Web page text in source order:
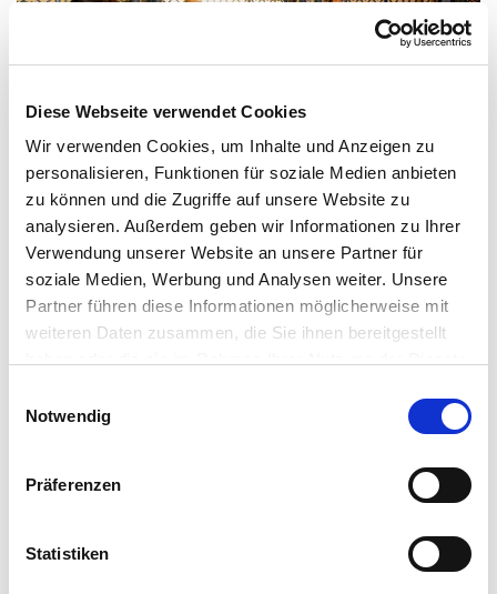
Diese Webseite verwendet Cookies
Wir verwenden Cookies, um Inhalte und Anzeigen zu
personalisieren, Funktionen für soziale Medien anbieten
zu können und die Zugriffe auf unsere Website zu
analysieren. Außerdem geben wir Informationen zu Ihrer
Verwendung unserer Website an unsere Partner für
soziale Medien, Werbung und Analysen weiter. Unsere
Partner führen diese Informationen möglicherweise mit
weiteren Daten zusammen, die Sie ihnen bereitgestellt
Cookies, wenn Sie unsere Webseite weiterhin nutzen.
Notwendig
Präferenzen
Statistiken
Einzigartige Vitalwelt
Entdecke die Vielfalt unserer Vitaltherme & Sauna mit
zahlreichen Wellness- und Beautyangeboten. Freue dich
auf 13 individuelle Themensaunen, eine Vielzahl an
Verbringe deinen besonderen Entspannungstag in unserer
HIER GEHT ES ZUR VITALTHERME &